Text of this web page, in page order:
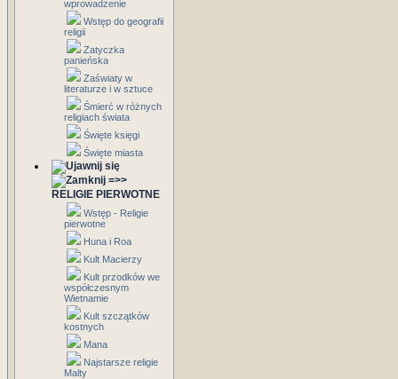
wprowadzenie
Wstęp do geografii
religii
Zatyczka
panieńska
Zaświaty w
literaturze i w sztuce
Śmierć w różnych
religiach świata
Święte księgi
Święte miasta
=>>
RELIGIE PIERWOTNE
Wstęp - Religie
pierwotne
Huna i Roa
Kult Macierzy
Kult przodków we
współczesnym
Wietnamie
Kult szczątków
kostnych
Mana
Najstarsze religie
Malty